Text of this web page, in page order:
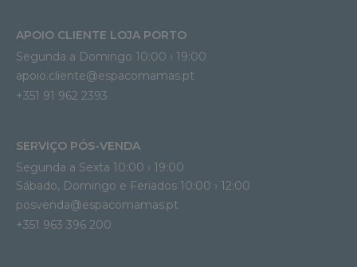
APOIO CLIENTE LOJA PORTO
Segunda a Domingo 10:00 › 19:00
apoio.cliente@espacomamas.pt
+351 91 962 2393
SERVIÇO PÓS-VENDA
Segunda a Sexta 10:00 › 19:00
Sábado, Domingo e Feriados 10:00 › 12:00
posvenda@espacomamas.pt
+351 963 396 200